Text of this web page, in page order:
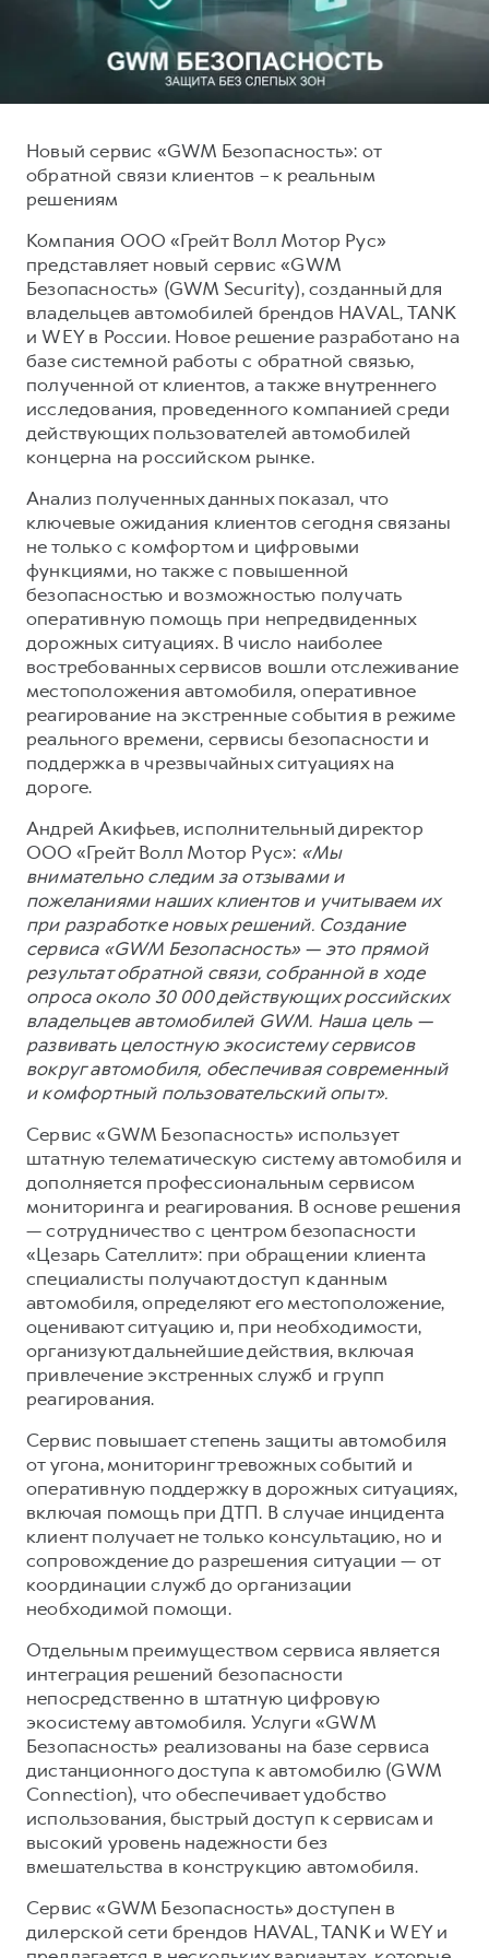
Тест-драйв
Трейд-ин
Кредитный калькулятор
Страхование
Кредит
КОРПОРАТИВНЫМ КЛИЕНТАМ
Для малого бизнеса
Корпоративным клиентам
Крупным корпоративным клиентам
Система управления автопарком GWM Fleet
Сервис для корпоративных клиентов
HAVAL Лизинг
АКСЕССУАРЫ HAVAL
Автомобильные аксессуары
Коллекция PRO
Коллекция Базовая
Коллекция Детская
СЕРВИСНОЕ ОБСЛУЖИВАНИЕ
Нулевое ТО
Программа «Помощь на дороге»
Регламенты технического обслуживания
Электронный ПТС
ПОДДЕРЖКА
GWM Безопасность
Гарантия HAVAL
Мобильное приложение GWM
Программа «HAVAL Защита+»
Руководства по эксплуатации
Подписки
АКСЕССУАРЫ HAVAL
Автомобильные аксессуары
Коллекция PRO
Коллекция Базовая
Коллекция Детская
Наша команда
Контакты
Новый сервис «GWM Безопасность»: от
обратной связи клиентов – к реальным
решениям
Компания ООО «Грейт Волл Мотор Рус»
представляет новый сервис «GWM
Безопасность» (GWM Security), созданный для
владельцев автомобилей брендов HAVAL, TANK
и WEY в России. Новое решение разработано на
базе системной работы с обратной связью,
полученной от клиентов, а также внутреннего
исследования, проведенного компанией среди
действующих пользователей автомобилей
концерна на российском рынке.
Анализ полученных данных показал, что
ключевые ожидания клиентов сегодня связаны
не только с комфортом и цифровыми
функциями, но также с повышенной
безопасностью и возможностью получать
оперативную помощь при непредвиденных
дорожных ситуациях. В число наиболее
востребованных сервисов вошли отслеживание
местоположения автомобиля, оперативное
реагирование на экстренные события в режиме
реального времени, сервисы безопасности и
поддержка в чрезвычайных ситуациях на
дороге.
Андрей Акифьев, исполнительный директор
ООО «Грейт Волл Мотор Рус»: «Мы
внимательно следим за отзывами и
пожеланиями наших клиентов и учитываем их
при разработке новых решений. Создание
сервиса «GWM Безопасность» — это прямой
результат обратной связи, собранной в ходе
опроса около 30 000 действующих российских
владельцев автомобилей GWM. Наша цель —
развивать целостную экосистему сервисов
вокруг автомобиля, обеспечивая современный
и комфортный пользовательский опыт».
Сервис «GWM Безопасность» использует
штатную телематическую систему автомобиля и
дополняется профессиональным сервисом
мониторинга и реагирования. В основе решения
— сотрудничество с центром безопасности
«Цезарь Сателлит»: при обращении клиента
специалисты получают доступ к данным
автомобиля, определяют его местоположение,
оценивают ситуацию и, при необходимости,
организуют дальнейшие действия, включая
привлечение экстренных служб и групп
реагирования.
Сервис повышает степень защиты автомобиля
от угона, мониторинг тревожных событий и
оперативную поддержку в дорожных ситуациях,
включая помощь при ДТП. В случае инцидента
клиент получает не только консультацию, но и
сопровождение до разрешения ситуации — от
координации служб до организации
необходимой помощи.
Отдельным преимуществом сервиса является
интеграция решений безопасности
непосредственно в штатную цифровую
экосистему автомобиля. Услуги «GWM
Безопасность» реализованы на базе сервиса
дистанционного доступа к автомобилю (GWM
Connection), что обеспечивает удобство
использования, быстрый доступ к сервисам и
высокий уровень надежности без
вмешательства в конструкцию автомобиля.
Сервис «GWM Безопасность» доступен в
дилерской сети брендов HAVAL, TANK и WEY и